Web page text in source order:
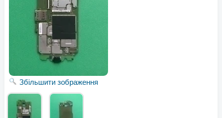
Збільшити зображення